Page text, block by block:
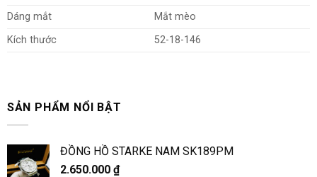
Dáng mắt
Mắt mèo
Kích thước
52-18-146
SẢN PHẨM NỔI BẬT
ĐỒNG HỒ STARKE NAM SK189PM
2.650.000 ₫